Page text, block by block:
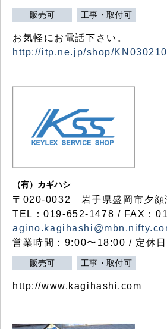
販売可 工事・取付可
お気軽にお電話下さい。
http://itp.ne.jp/shop/
（有）カギハシ
〒020-0032 岩手県盛岡市夕顔
TEL：019-652-1478 / FAX：
営業時間：9:00〜18:00 / 定休日
販売可 工事・取付可
http://www.kagihashi.com